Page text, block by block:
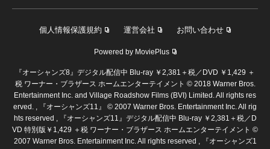
個人情報保護規約 運営会社 お問い合わせ
Powered by MoviePlus
『オーシャンズ8』デジタル配信中 Blu-ray ￥2,381＋税／DVD ￥1,429 ＋
税 ワーナー・ブラザース ホームエンターテイメント © 2018 Warner Bros.
Entertainment Inc. and Village Roadshow Films (BVI) Limited. All rights res
erved. , 『オーシャンズ11』 © 2007 Warner Bros. Entertainment Inc. All rig
hts reserved , 『オーシャンズ11』デジタル配信中 Blu-ray ￥2,381＋税／D
VD 特別版￥1,429 ＋税 ワーナー・ブラザース ホームエンターテイメント ©
2007 Warner Bros. Entertainment Inc. All rights reserved , 『オーシャンズ1